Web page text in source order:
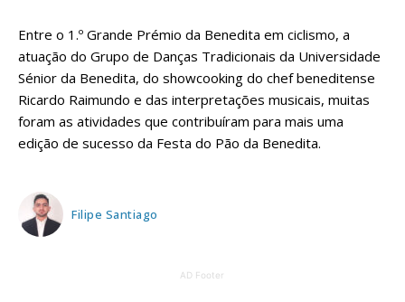
Entre o 1.º Grande Prémio da Benedita em ciclismo, a
atuação do Grupo de Danças Tradicionais da Universidade
Sénior da Benedita, do showcooking do chef beneditense
Ricardo Raimundo e das interpretações musicais, muitas
foram as atividades que contribuíram para mais uma
edição de sucesso da Festa do Pão da Benedita.
Filipe Santiago
AD Footer